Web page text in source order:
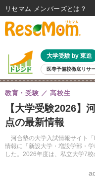
大学受験 by 東進
医専予備校徹底リサ
親子で考える大学選び 高校受験
共通テスト 夏休み
8月開催イベント・WS 全国公
自由研究教材（小学生向け）
【大学受験2026】
点の最新情報
河合塾の大学入試情報サイト
情報に「新設大学・増設学部・
した。2026年度は、私立大学7
教育・受験 高校生
リセマム メンバーズ